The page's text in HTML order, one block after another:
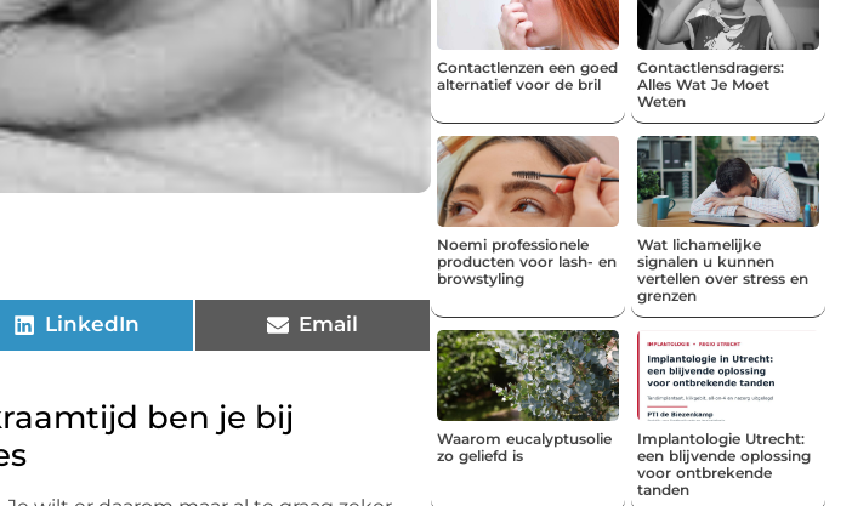
LinkedIn Email
ben je bij
Contactlenzen een goed
alternatief voor de bril
Contactlensdragers:
Alles Wat Je Moet
Weten
Noemi professionele
producten voor lash- en
browstyling
Wat lichamelijke
signalen u kunnen
vertellen over stress en
grenzen
Waarom eucalyptusolie
zo geliefd is
Implantologie Utrecht:
een blijvende oplossing
voor ontbrekende
tanden